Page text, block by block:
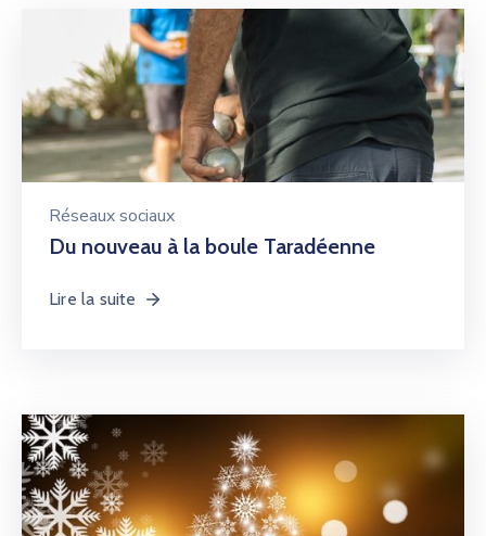
Réseaux sociaux
Du nouveau à la boule Taradéenne
Lire la suite